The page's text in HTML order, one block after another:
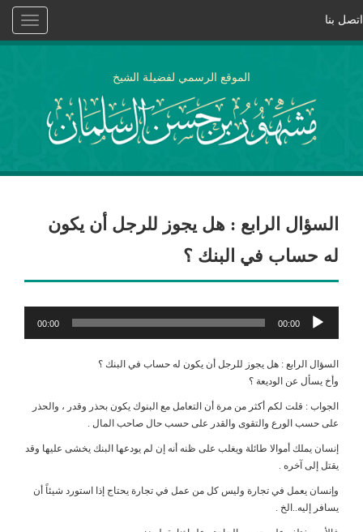
Toggle
اتصل بنا
الموقع الرسمي لفضيلة الشيخ
السؤال الرابع : هل يجوز للرجل أن يكون
له حساب في البنك ؟
مشغل
الصوت
00:00
00:00
السؤال الرابع : هل يجوز للرجل أن يكون له حساب في البنك ؟
وأخ يسأل عن الوديعة ؟
الجواب : قلت لكم أكثر من مرة أن التعامل مع البنوك يكون بحذر وقدر ، والحذر
على حسب الورع والتقوى والقدر على حسب حال صاحب المال .
إنسان يملك أموالا طائلة ويغلب على ظنه أنه إن لم يودعها البنك يخشى عليها وقد
يقتل إلى آخره .
وإنسان يعمل في تجارة وليس كل من عمل في تجارة يحتاج إذا استورد شيئاً أن
يسافر إليه..الخ .